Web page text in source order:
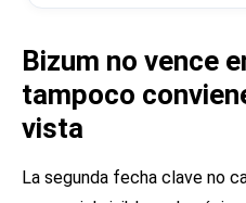
Bizum no vence
tampoco
vista
La segunda fecha clave no